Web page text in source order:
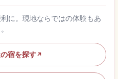
に。現地ならではの体験もあ
宿を探す↗